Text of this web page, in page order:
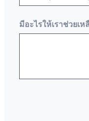
มีอะไรให้เราช่วยเ